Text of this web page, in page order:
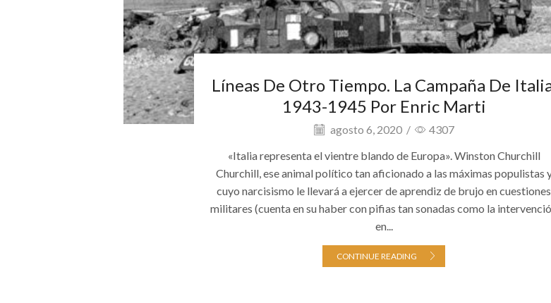
Líneas De Otro Tiempo. La Campaña De
1943-1945 Por Enric Marti
agosto 6, 2020 /
4307
«Italia representa el vientre blando de Europa». Winston Churchill
Churchill, ese animal político tan aficionado a las máximas populistas
cuyo narcisismo le llevará a ejercer de aprendiz de brujo en cuestiones
militares (cuenta en su haber con pifias tan sonadas como la
en...
CONTINUE READING